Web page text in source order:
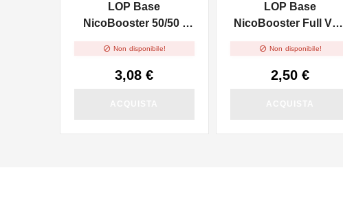
LOP Base
NicoBooster 50/50 -
 Non disponibile!
3,08 €
LOP Base
NicoBooster Full VG -
 Non disponibile!
2,50 €